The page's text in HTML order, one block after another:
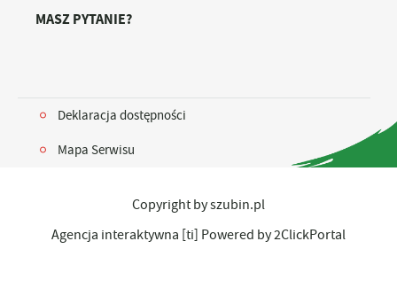
MASZ PYTANIE?
Deklaracja dostępności
Mapa Serwisu
Copyright by szubin.pl
Agencja interaktywna [ti] Powered by2ClickPortal